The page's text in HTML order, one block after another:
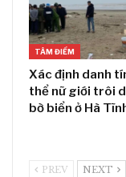
TÂM ĐIỂM
Xác định danh
thể nữ giới trôi
bờ biển ở Hà
PREV NEXT